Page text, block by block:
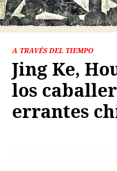
A TRAVÉS DEL TIEMPO
Jing Ke,
los
errantes